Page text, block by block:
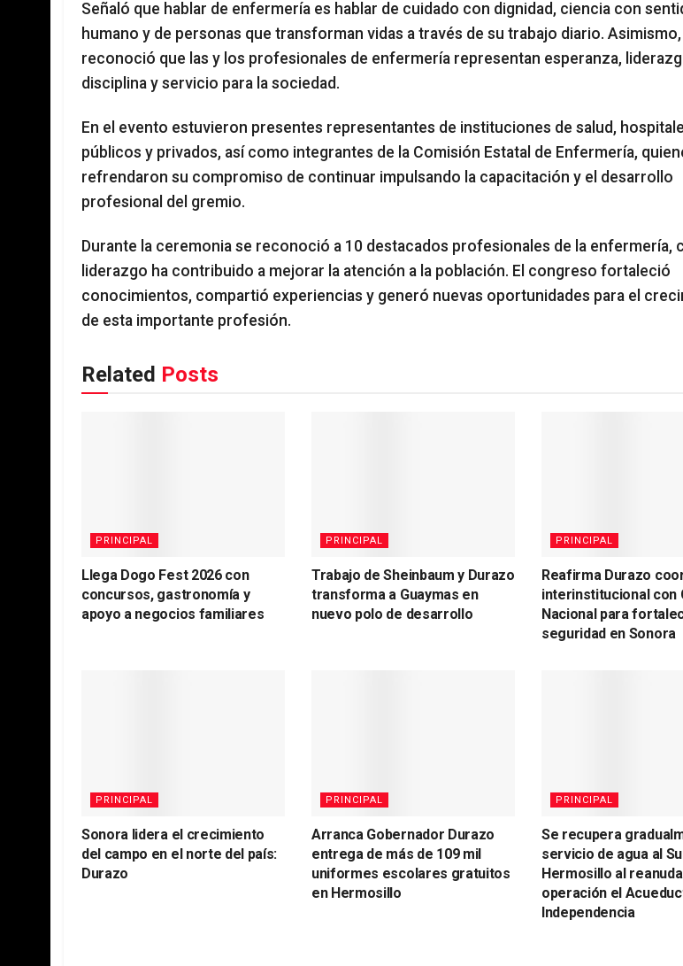
Señaló que hablar de enfermería es hablar de cuidado con dignidad, ciencia con
humano y de personas que transforman vidas a través de su trabajo diario. Asimismo,
reconoció que las y los profesionales de enfermería representan esperanza,
disciplina y servicio para la sociedad.
En el evento estuvieron presentes representantes de instituciones de salud,
públicos y privados, así como integrantes de la Comisión Estatal de Enfermería,
refrendaron su compromiso de continuar impulsando la capacitación y el desarrollo
profesional del gremio.
Durante la ceremonia se reconoció a 10 destacados profesionales de la enfermería,
liderazgo ha contribuido a mejorar la atención a la población. El congreso fortaleció
conocimientos, compartió experiencias y generó nuevas oportunidades para el
de esta importante profesión.
Related Posts
PRINCIPAL
Llega Dogo Fest 2026 con
concursos, gastronomía y
apoyo a negocios familiares
PRINCIPAL
Trabajo de Sheinbaum y Durazo
transforma a Guaymas en
nuevo polo de desarrollo
PRINCIPAL
Reafirma Durazo
interinstitucional con
Nacional para
seguridad en Sonora
PRINCIPAL
Sonora lidera el crecimiento
del campo en el norte del país:
Durazo
PRINCIPAL
Arranca Gobernador Durazo
entrega de más de 109 mil
uniformes escolares gratuitos
en Hermosillo
PRINCIPAL
Se recupera
servicio de agua al
Hermosillo al
operación el
Independencia